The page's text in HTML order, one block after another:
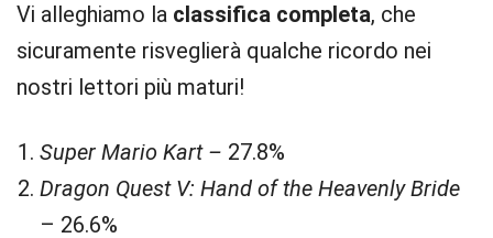
Vi alleghiamo la classifica completa, che
sicuramente risveglierà qualche ricordo nei
nostri lettori più maturi!
Super Mario Kart – 27.8%
Dragon Quest V: Hand of the Heavenly Bride
– 26.6%